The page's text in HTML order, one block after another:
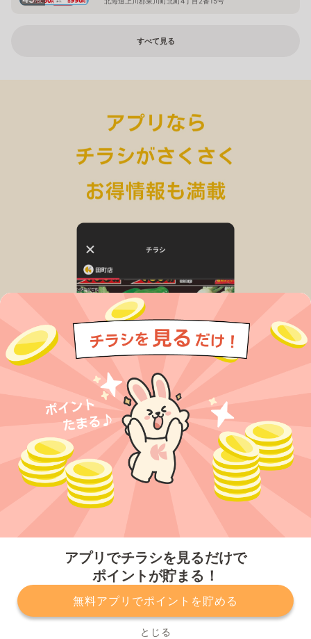
アプリでチラシを見るだけで
ポイントが貯まる！
無料アプリでポイントを貯める
とじる
すべて見る
プライバシーポリシー 利用規約
運営会社
サービスに関してのお問い合わせ